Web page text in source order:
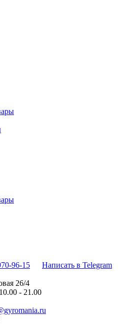
96-15
Написать в Telegram
26/4
- 21.00